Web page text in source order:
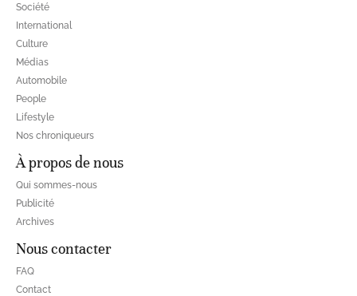
Société
International
Culture
Médias
Automobile
People
Lifestyle
Nos chroniqueurs
À propos de nous
Qui sommes-nous
Publicité
Archives
Nous contacter
FAQ
Contact